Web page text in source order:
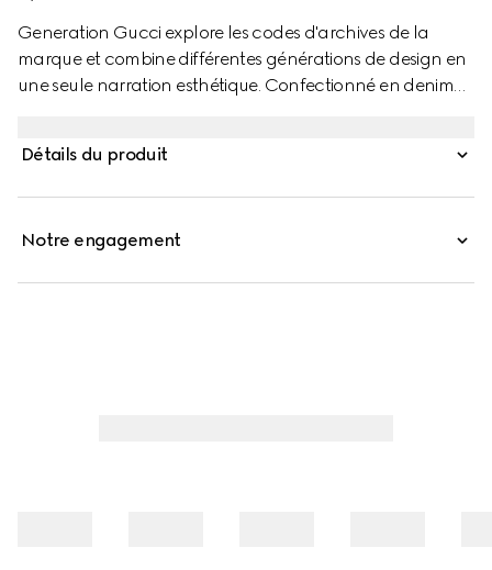
Generation Gucci explore les codes d'archives de la
marque et combine différentes générations de design en
une seule narration esthétique. Confectionné en denim
métal Gucci.
Détails du produit
Notre engagement